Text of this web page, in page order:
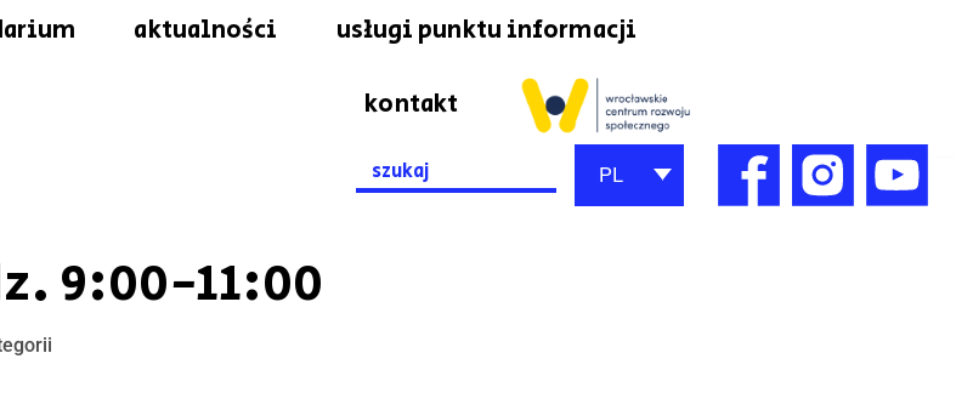
aktualności usługi punktu informacji
kontakt
Search
for:
PL
9:00-11:00